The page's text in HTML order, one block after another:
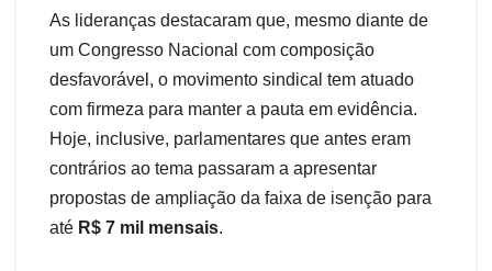
As lideranças destacaram que, mesmo diante de
um Congresso Nacional com composição
desfavorável, o movimento sindical tem atuado
com firmeza para manter a pauta em evidência.
Hoje, inclusive, parlamentares que antes eram
contrários ao tema passaram a apresentar
propostas de ampliação da faixa de isenção para
até R$ 7 mil mensais.